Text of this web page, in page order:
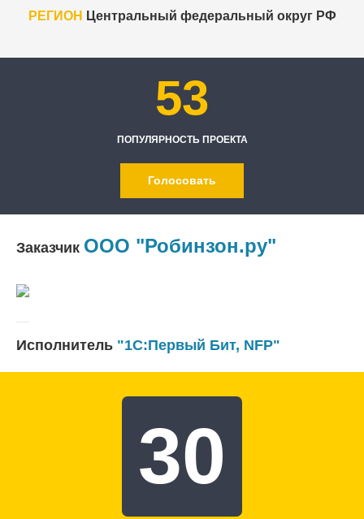
РЕГИОН Центральный федеральный округ РФ
53
ПОПУЛЯРНОСТЬ ПРОЕКТА
Голосовать
Заказчик ООО "Робинзон.ру"
Исполнитель "1С:Первый Бит, NFP"
30